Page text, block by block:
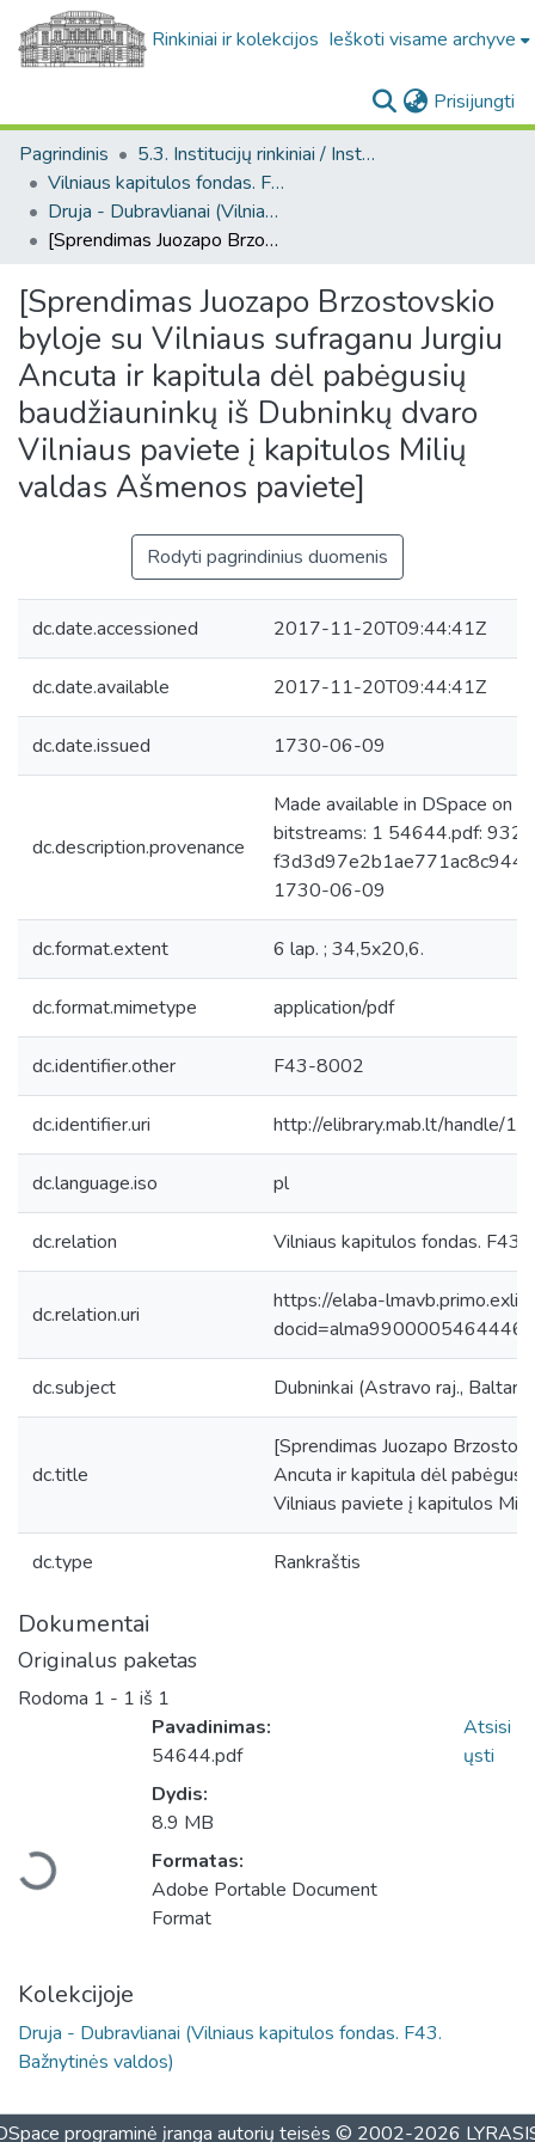
Rinkiniai ir kolekcijos Ieškoti visame archyve
Prisijungti
Pagrindinis
5.3. Institucijų rinkiniai / Institutional collections
Vilniaus kapitulos fondas. F43
Druja - Dubravlianai (Vilniaus kapitulos fondas. F43. Bažnytinės valdos)
[Sprendimas Juozapo Brzostovskio byloje su Vilniaus sufraganu Jurgiu Ancuta ir kapitula dėl pabėgusių baudžiauninkų iš Dubninkų dvaro Vilniaus paviete į kapitulos Milių valdas Ašmenos paviete]
[Sprendimas Juozapo Brzostovskio
byloje su Vilniaus sufraganu Jurgiu
Ancuta ir kapitula dėl pabėgusių
baudžiauninkų iš Dubninkų dvaro
Vilniaus paviete į kapitulos Milių
valdas Ašmenos paviete]
Rodyti pagrindinius duomenis
dc.date.accessioned 2017-11-20T09:44:41Z
dc.date.available 2017-11-20T09:44:41Z
dc.date.issued 1730-06-09
dc.description.provenance
Made available in DSpace on
bitstreams: 1 54644.pdf:
1730-06-09
dc.format.extent 6 lap. ; 34,5x20,6.
dc.format.mimetype application/pdf
dc.identifier.other F43-8002
dc.identifier.uri http://elibrary.mab.lt/handle/1/
dc.language.iso pl
dc.relation Vilniaus kapitulos fondas. F43,
dc.relation.uri
https://elaba-
dc.subject Dubninkai (Astravo raj.,
dc.title
[Sprendimas Juozapo
Ancuta ir kapitula dėl
Vilniaus paviete į kapitulos
dc.type Rankraštis
Dokumentai
Originalus paketas
Rodoma 1 - 1 iš 1
Įkeliama...
Pavadinimas:
54644.pdf
Dydis:
8.9 MB
Formatas:
Adobe Portable Document
Format
Atsisi
ųsti
Kolekcijoje
Druja - Dubravlianai (Vilniaus kapitulos fondas. F43.
Bažnytinės valdos)
programinė įranga autorių teisės © 2002-2026